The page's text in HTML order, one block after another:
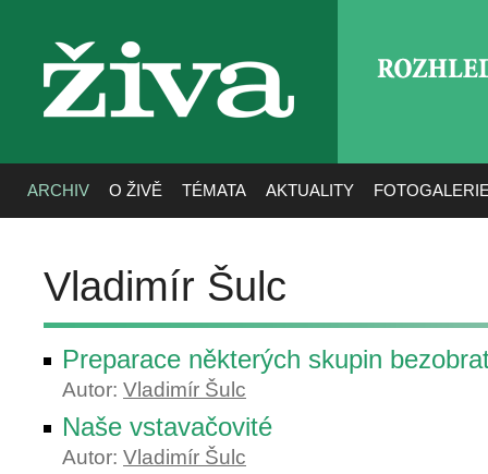
živa
ARCHIV O ŽIVĚ TÉMATA AKTUALITY
Vladimír Šulc
Preparace některých skupin
Autor: Vladimír Šulc
Naše vstavačovité
Autor: Vladimír Šulc